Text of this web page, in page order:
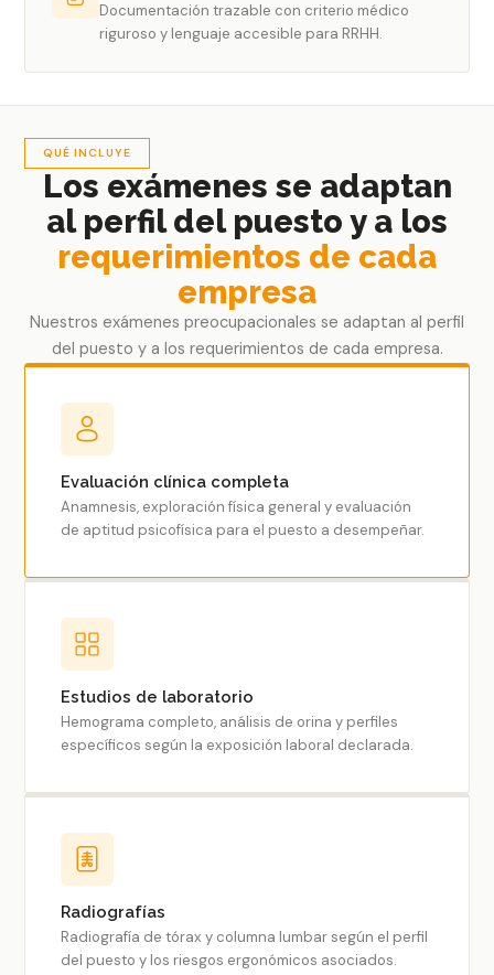
Documentación trazable con criterio médico
riguroso y lenguaje accesible para RRHH.
QUÉ INCLUYE
Los exámenes se adaptan
al perfil del puesto y a los
requerimientos de cada
empresa
Nuestros exámenes preocupacionales se adaptan al perfil
del puesto y a los requerimientos de cada empresa.
Evaluación clínica completa
Anamnesis, exploración física general y evaluación
de aptitud psicofísica para el puesto a desempeñar.
Estudios de laboratorio
Hemograma completo, análisis de orina y perfiles
específicos según la exposición laboral declarada.
Radiografías
Radiografía de tórax y columna lumbar según el perfil
del puesto y los riesgos ergonómicos asociados.